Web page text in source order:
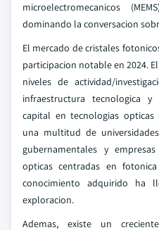
microelectromecanicos
dominando la conversacion
El mercado de cristales
participacion notable en 2024.
niveles de actividad/
infraestructura tecnologica
capital en tecnologias
una multitud de
gubernamentales y
opticas centradas en
conocimiento adquirido ha
exploracion.
Ademas, existe un